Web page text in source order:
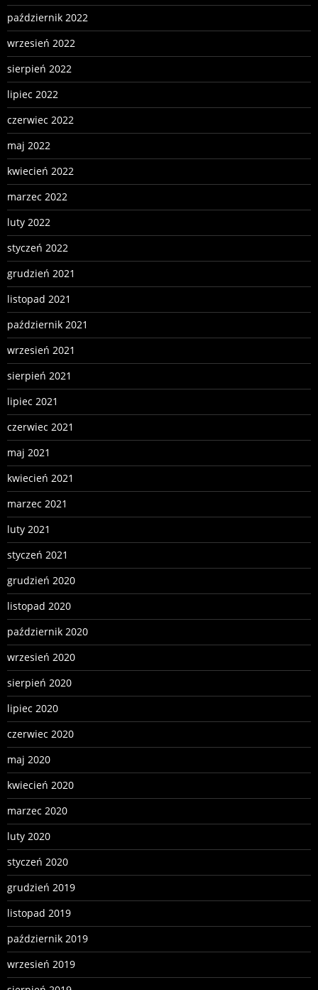
październik 2022
wrzesień 2022
sierpień 2022
lipiec 2022
czerwiec 2022
maj 2022
kwiecień 2022
marzec 2022
luty 2022
styczeń 2022
grudzień 2021
listopad 2021
październik 2021
wrzesień 2021
sierpień 2021
lipiec 2021
czerwiec 2021
maj 2021
kwiecień 2021
marzec 2021
luty 2021
styczeń 2021
grudzień 2020
listopad 2020
październik 2020
wrzesień 2020
sierpień 2020
lipiec 2020
czerwiec 2020
maj 2020
kwiecień 2020
marzec 2020
luty 2020
styczeń 2020
grudzień 2019
listopad 2019
październik 2019
wrzesień 2019